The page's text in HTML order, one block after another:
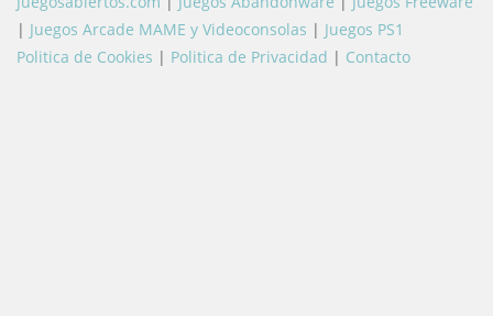
| Juegos Arcade MAME y Videoconsolas | Juegos PS1
Politica de Cookies | Politica de Privacidad | Contacto